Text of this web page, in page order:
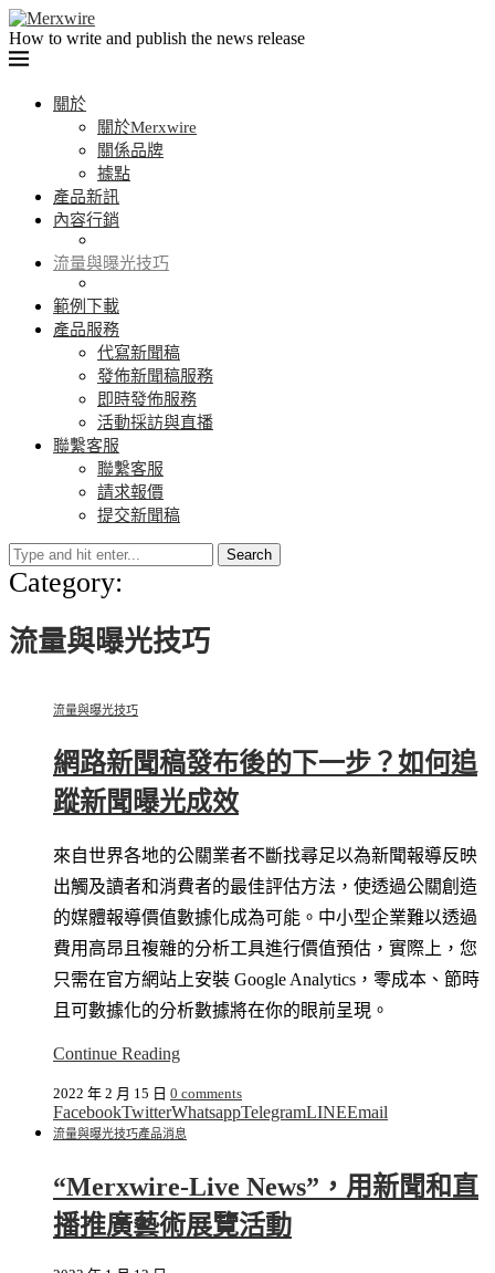
How to write and publish the news release
關於
關於Merxwire
關係品牌
據點
產品新訊
內容行銷
流量與曝光技巧
範例下載
產品服務
代寫新聞稿
發佈新聞稿服務
即時發佈服務
活動採訪與直播
聯繫客服
聯繫客服
請求報價
提交新聞稿
Search
Category:
流量與曝光技巧
流量與曝光技巧
網路新聞稿發布後的下一步？如何追
蹤新聞曝光成效
來自世界各地的公關業者不斷找尋足以為新聞報導反映
出觸及讀者和消費者的最佳評估方法，使透過公關創造
的媒體報導價值數據化成為可能。中小型企業難以透過
費用高昂且複雜的分析工具進行價值預估，實際上，您
只需在官方網站上安裝 Google Analytics，零成本、節時
且可數據化的分析數據將在你的眼前呈現。
Continue Reading
2022 年 2 月 15 日 0 comments
FacebookTwitterWhatsappTelegramLINEEmail
流量與曝光技巧產品消息
“Merxwire-Live News”，用新聞和直
播推廣藝術展覽活動